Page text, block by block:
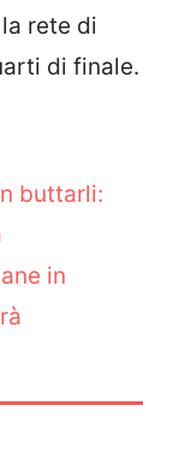
rete di
di finale.
buttarli:
in